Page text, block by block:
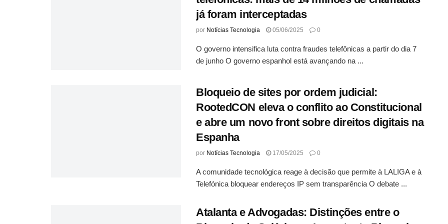
já foram interceptadas
por Notícias Tecnologia 05/06/2025 0
O governo intensifica luta contra fraudes telefônicas a partir do dia 7
de junho O governo espanhol está avançando na ...
Bloqueio de sites por ordem judicial:
RootedCON eleva o conflito ao Constitucional
e abre um novo front sobre direitos digitais na
Espanha
por Notícias Tecnologia 17/05/2025 0
A comunidade tecnológica reage à decisão que permite à LALIGA e à
Telefónica bloquear endereços IP sem transparência O debate ...
Atalanta e Advogadas: Distinções entre o